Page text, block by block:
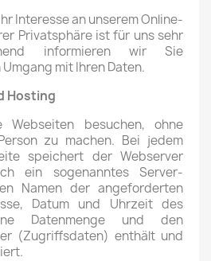
Interesse an unserem Online-
Privatsphäre ist für uns sehr
informieren wir Sie
mit Ihren Daten.
Hosting
Webseiten besuchen, ohne
zu machen. Bei jedem
speichert der Webserver
ein sogenanntes Server-
Namen der angeforderten
Datum und Uhrzeit des
Datenmenge und den
(Zugriffsdaten) enthält und